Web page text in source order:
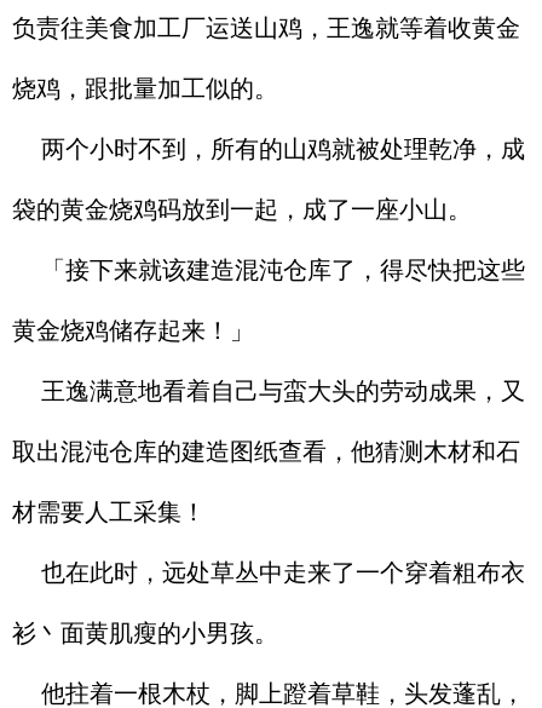
负责往美食加工厂运送山鸡，王逸就等着收黄金
烧鸡，跟批量加工似的。
两个小时不到，所有的山鸡就被处理乾净，成
袋的黄金烧鸡码放到一起，成了一座小山。
「接下来就该建造混沌仓库了，得尽快把这些
黄金烧鸡储存起来！」
王逸满意地看着自己与蛮大头的劳动成果，又
取出混沌仓库的建造图纸查看，他猜测木材和石
材需要人工采集！
也在此时，远处草丛中走来了一个穿着粗布衣
衫丶面黄肌瘦的小男孩。
他拄着一根木杖，脚上蹬着草鞋，头发蓬乱，